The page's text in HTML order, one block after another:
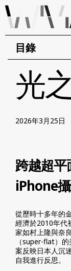
目錄
光
2026年3月25日
跨越超
iPhone
從歷時十多年的
經濟於2010年代
家如村上隆與奈
（super-flat）
案反映日本人沉
自我進行反思。